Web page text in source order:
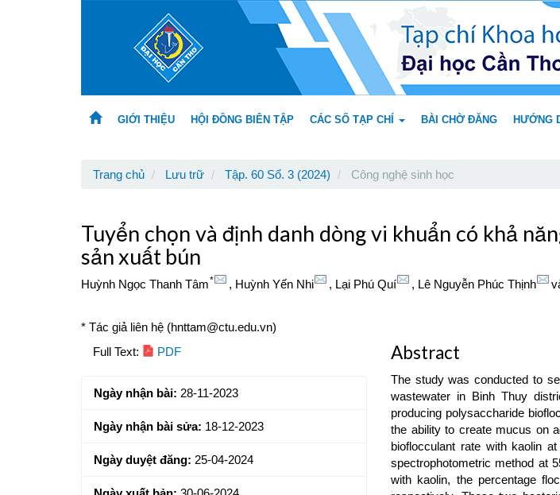
GIỚI THIỆU HỘI ĐỒNG BIÊN TẬP CÁC SỐ TẠP CHÍ BÀI CHỜ ĐĂNG HƯỚNG
Trang chủ Lưu trữ Tập. 60 Số. 3 (2024) Công nghệ sinh học
Tuyển chọn và định danh dòng vi khuẩn có khả
sản xuất bún
Huỳnh Ngọc Thanh Tâm* , Huỳnh Yến Nhi , Lại Phú Quí , Lê Nguyễn Phúc Thịnh
* Tác giả liên hệ (hnttam@ctu.edu.vn)
Article
Full Text: PDF
Ngày nhận bài: 28-11-2023
Ngày nhận bài sửa: 18-12-2023
Ngày duyệt đăng: 25-04-2024
Abstract
The study was conducted to
wastewater in Binh Thuy
producing polysaccharide
the ability to create mucus on
bioflocculant rate with kaolin
spectrophotometric method at
with kaolin, the percentage